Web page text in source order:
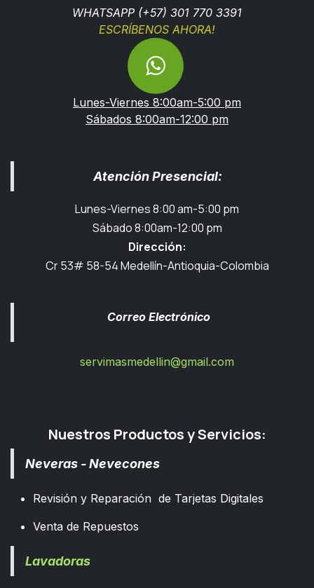
WHATSAPP (+57) 301 770 3391
ESCRÍBENOS AHORA!
Lunes-Viernes 8:00am-5:00 pm
Sábados 8:00am-12:00 pm
Atención Presencial:
Lunes-Viernes 8:00 am-5:00 pm
Sábado 8:00am-12:00 pm
Dirección:
Cr 53# 58-54 Medellín-Antioquia-Colombia
Correo Electrónico
servimasmedellin@gmail.com
Nuestros Productos y Servicios:
Neveras - Nevecones
Revisión y Reparación de Tarjetas Digitales
Venta de Repuestos
Lavadoras